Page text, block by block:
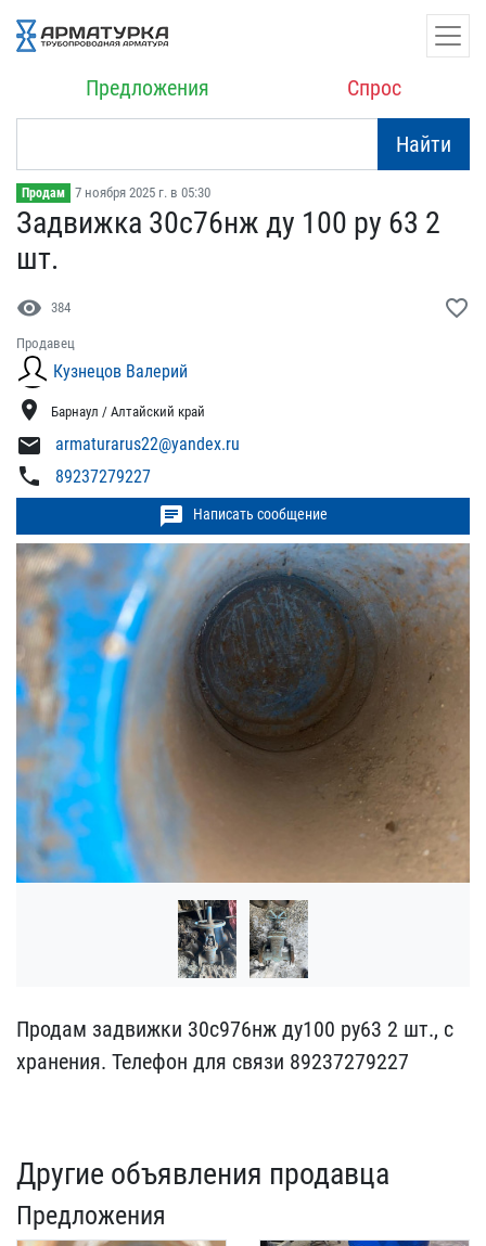
Предложения Спрос
Найти
Продам 7 ноября 2025 г. в 05:30
Задвижка 30с76нж ду 100 ​ру 63 2
шт.
visibility 384 favorite_border
Продавец
Кузнецов Валерий
location_on Барнаул / Алтайский край
mail armaturarus22@yandex.ru
phone 89237279227
chat Написать сообщение
Продам задвижки 30с976н​ж ду100 ру63 2 шт., с
хр​анения. Телефон для связ​и 89237279227
Другие объявления продавца
Предложения